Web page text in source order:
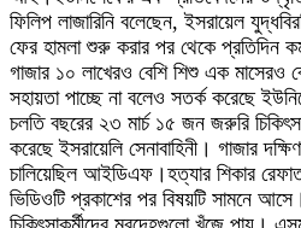
ফিলিপ লাজারিনি বলেছেন, ইসরায়েল
ফের হামলা শুরু করার পর থেকে প্রতিদিন
গাজার ১০ লাখেরও বেশি শিশু এক মাসেরও
সহায়তা পাচ্ছে না বলেও সতর্ক করেছে
চলতি বছরের ২৩ মার্চ ১৫ জন জরুরি
করেছে ইসরায়েলি সেনাবাহিনী। গাজার
চালিয়েছিল আইডিএফ।হত্যার শিকার
ভিডিওটি প্রকাশের পর বিষয়টি সামনে